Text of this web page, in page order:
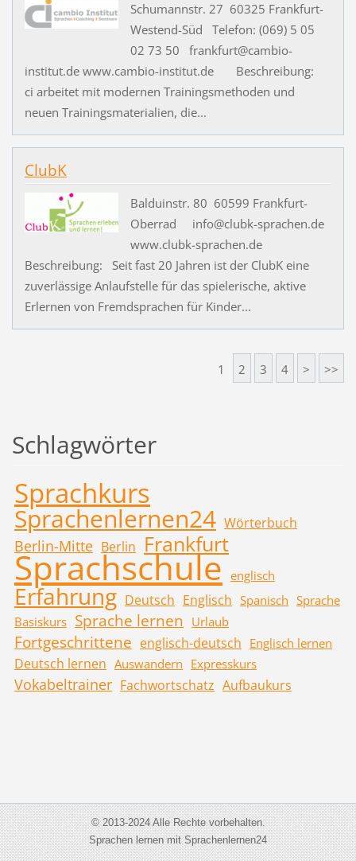
Schumannstr. 27 60325 Frankfurt-
Westend-Süd Telefon: (069) 5 05
02 73 50 frankfurt@cambio-
institut.de www.cambio-institut.de Beschreibung:
ci arbeitet mit modernen Trainingsmethoden und
neuen Trainingsmaterialien, die...
ClubK
Balduinstr. 80 60599 Frankfurt-
Oberrad info@clubk-sprachen.de
www.clubk-sprachen.de
Beschreibung: Seit fast 20 Jahren ist der ClubK eine
zuverlässige Anlaufstelle für das spielerische, aktive
Erlernen von Fremdsprachen für Kinder...
1 2 3 4 > >>
Schlagwörter
Sprachkurs
Sprachenlernen24 Wörterbuch
Berlin-Mitte Berlin Frankfurt
Sprachschule englisch
Erfahrung Deutsch Englisch Spanisch Sprache
Basiskurs Sprache lernen Urlaub
Fortgeschrittene englisch-deutsch Englisch lernen
Deutsch lernen Auswandern Expresskurs
Vokabeltrainer Fachwortschatz Aufbaukurs
© 2013-2024 Alle Rechte vorbehalten.
Sprachen lernen mit Sprachenlernen24